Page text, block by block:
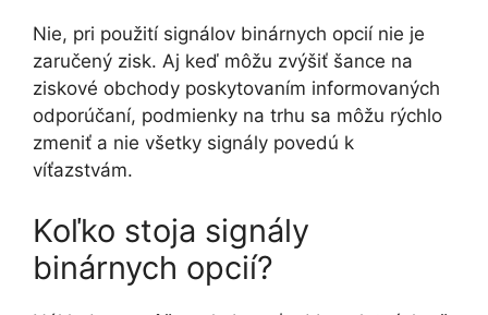
Nie, pri použití signálov binárnych opcií nie je
zaručený zisk. Aj keď môžu zvýšiť šance na
ziskové obchody poskytovaním informovaných
odporúčaní, podmienky na trhu sa môžu rýchlo
zmeniť a nie všetky signály povedú k
víťazstvám.
Koľko stoja signály
binárnych opcií?